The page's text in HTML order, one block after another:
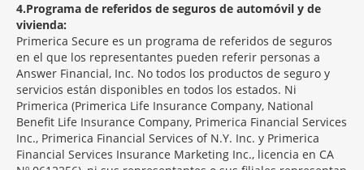
4 Programa de referidos de seguros de automóvil y de
vivienda:
Primerica Secure es un programa de referidos de seguros
en el que los representantes pueden referir personas a
Answer Financial, Inc. No todos los productos de seguro y
servicios están disponibles en todos los estados. Ni
Primerica (Primerica Life Insurance Company, National
Benefit Life Insurance Company, Primerica Financial Services
Inc., Primerica Financial Services of N.Y. Inc. y Primerica
Financial Services Insurance Marketing Inc., licencia en CA